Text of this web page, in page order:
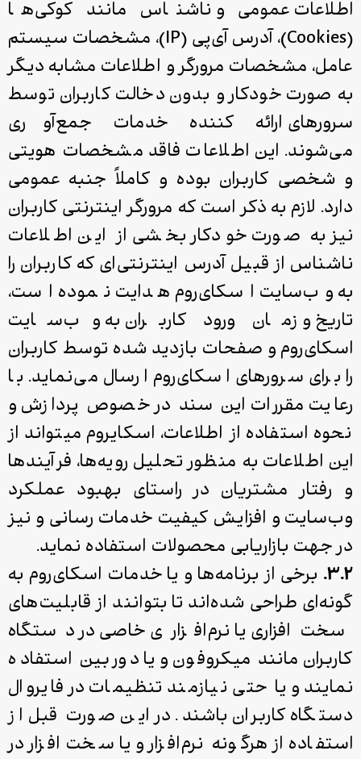
اطلاعات عمومی و ناشناس مانند کوکی‌ها
(Cookies)، آدرس آی‌پی (IP)، مشخصات سیستم‌
عامل، مشخصات مرورگر و اطلاعات مشابه دیگر
به ‌صورت خودکار و بدون دخالت کاربران توسط
سرورهای ارائه ‌کننده خدمات جمع‌آوری
می‌شوند. این اطلاعات فاقد مشخصات هویتی
و شخصی کاربران بوده و کاملاً جنبه عمومی
دارد. لازم به ذکر است که مرورگر اینترنتی کاربران
نیز به ‌صورت خودکار بخشی از این اطلاعات
ناشناس از قبیل آدرس اینترنتی‌ای که کاربران را
به وب‌سایت اسکای‌روم هدایت نموده است،
تاریخ و زمان ورود کاربران به وب‌سایت
اسکای‌روم و صفحات بازدید شده توسط کاربران
را برای سرورهای اسکای‌روم ارسال می‌نماید. با
رعایت مقررات این سند در خصوص پردازش و
نحوه استفاده از اطلاعات، اسکای­روم می­تواند از
این اطلاعات به منظور تحلیل رویه‌ها، فرآیندها
و رفتار مشتریان در راستای بهبود عملکرد
وب‌سایت و افزایش کیفیت خدمات‌ رسانی و نیز
در جهت بازاریابی محصولات استفاده نماید.
۳.۲. برخی از برنامه‌ها و یا خدمات اسکای‌روم به
گونه‌ای طراحی شده‌اند تا بتوانند از قابلیت‌های
سخت‌افزاری یا نرم‌افزاری خاصی در دستگاه
کاربران مانند میکروفون و یا دوربین استفاده
نمایند و یا حتی نیازمند تنظیمات در فایروال
دستگاه کاربران باشند. در این صورت قبل از
استفاده از هرگونه نرم‌افزار و یا سخت‌افزار در